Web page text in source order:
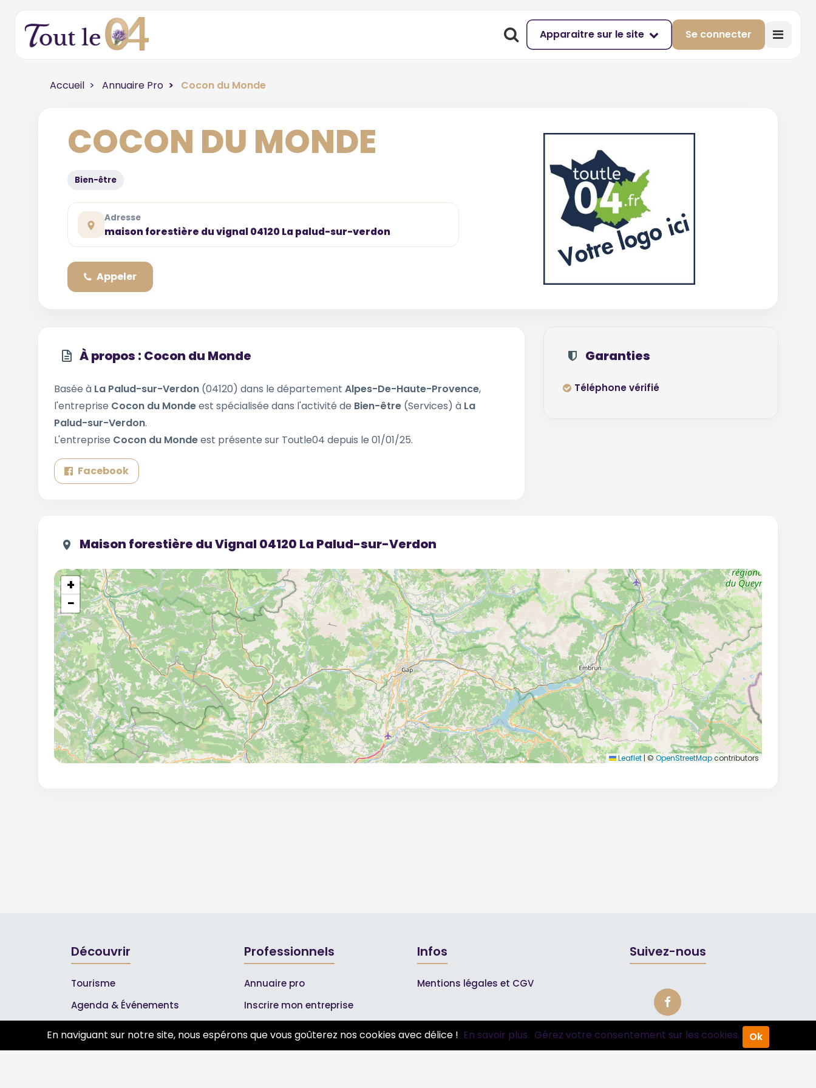
Apparaitre sur le site Se connecter
Accueil Annuaire Pro Cocon du Monde
COCON DU MONDE
Bien-être
Adresse
maison forestière du vignal 04120 La palud-sur-verdon
Appeler
À propos : Cocon du Monde
Basée à La Palud-sur-Verdon (04120) dans le département Alpes-De-Haute-Provence,
l'entreprise Cocon du Mondeest spécialisée dans l'activité de Bien-être (Services) à La
Palud-sur-Verdon.
L'entreprise Cocon du Mondeest présente sur Toutle04 depuis le 01/01/25.
Facebook
Garanties
Téléphone vérifié
Maison forestière du Vignal 04120 La Palud-sur-Verdon
+
−
Leaflet | © OpenStreetMapcontributors
Découvrir
Tourisme
Agenda & Événements
Qui sommes-nous ?
Professionnels
Annuaire pro
Inscrire mon entreprise
Infos
Mentions légales et CGV
Suivez-nous
En naviguant sur notre site, nous espérons que vous goûterez nos cookies avec délice ! En savoir plus. Gérez votre consentement sur les cookies. Ok